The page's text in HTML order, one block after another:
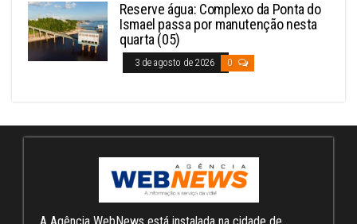
Reserve água: Complexo da Ponta do
Ismael passa por manutenção nesta
quarta (05)
3 de agosto de 2026 0